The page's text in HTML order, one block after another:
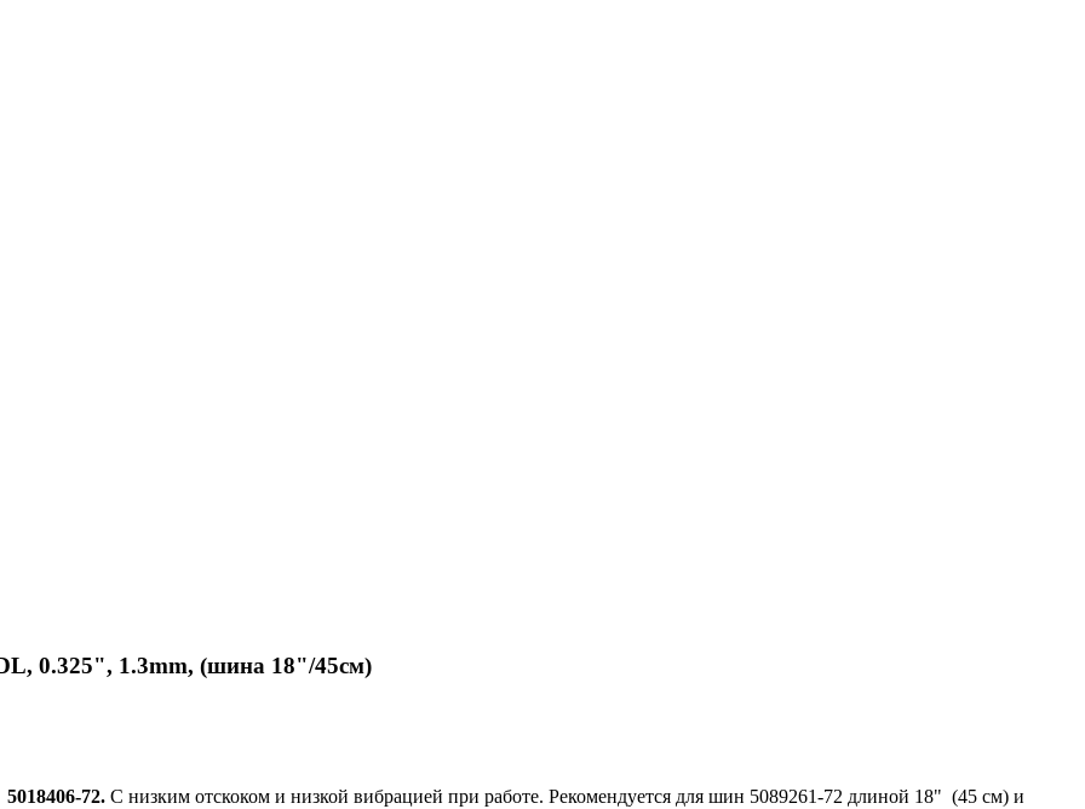
0.325", 1.3mm, (шина 18"/45см)
5018406-72. С низким отскоком и низкой вибрацией при работе. Рекомендуется для шин 5089261-72 длиной 18" (45 см) и